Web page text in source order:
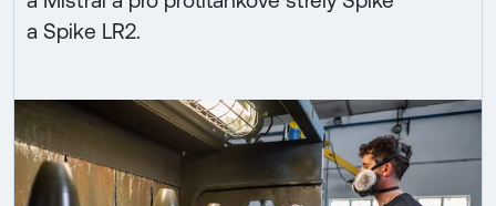
a Spike LR2.